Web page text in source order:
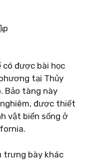
có được bài học
tại Thủy
Bảo tàng này
được thiết
vật biển sống ở
trưng bày khác